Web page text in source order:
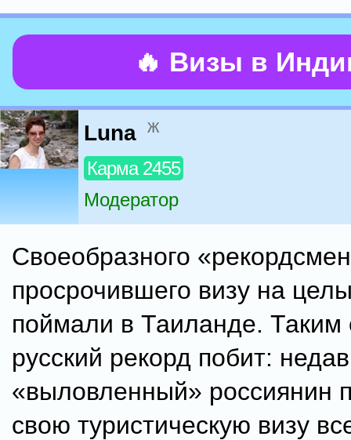
🔥 Визы в
Luna ж
Карма 2455
Модератор
Своеобразного
просрочившего визу на
поймали в Таиланде. Таким
русский рекорд побит:
«выловленный» россиянин
свою туристическую визу